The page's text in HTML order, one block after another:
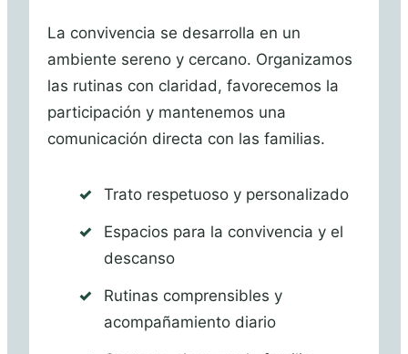
La convivencia se desarrolla en un
ambiente sereno y cercano. Organizamos
las rutinas con claridad, favorecemos la
participación y mantenemos una
comunicación directa con las familias.
Trato respetuoso y personalizado
Espacios para la convivencia y el
descanso
Rutinas comprensibles y
acompañamiento diario